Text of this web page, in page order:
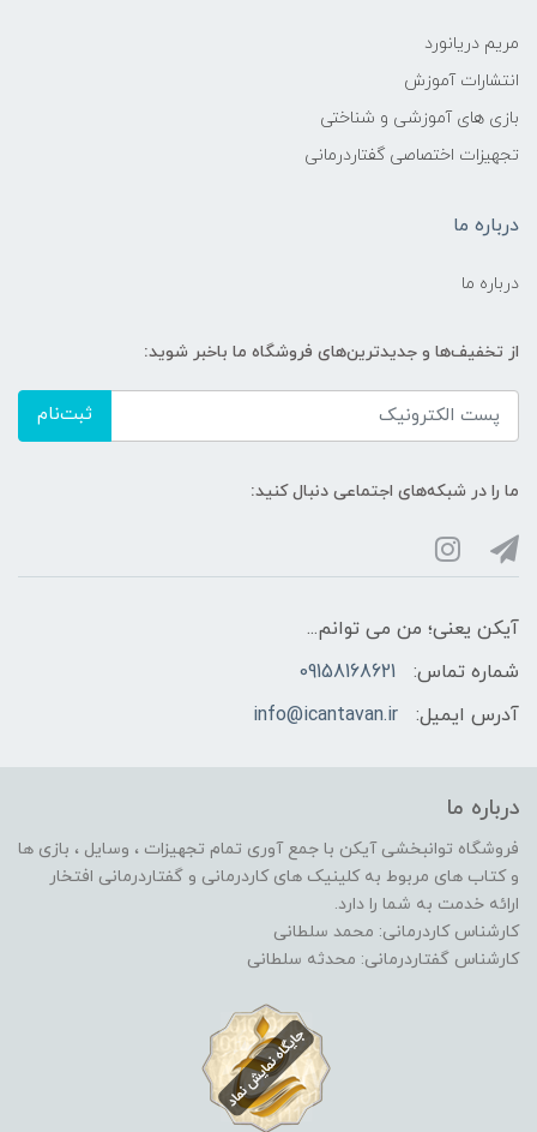
مریم دریانورد
انتشارات آموزش
بازی های آموزشی و شناختی
تجهیزات اختصاصی گفتاردرمانی
درباره ما
درباره ما
از تخفیف‌ها و جدیدترین‌های فروشگاه ما باخبر شوید:
ثبت‌نام
ما را در شبکه‌های اجتماعی دنبال کنید:
آیکن یعنی؛ من می توانم...
شماره تماس:
09158168621
آدرس ایمیل:
info@icantavan.ir
درباره ما
فروشگاه توانبخشی آیکن با جمع آوری تمام تجهیزات ، وسایل ، بازی ها
و کتاب های مربوط به کلینیک های کاردرمانی و گفتاردرمانی افتخار
ارائه خدمت به شما را دارد.
کارشناس کاردرمانی: محمد سلطانی
کارشناس گفتاردرمانی: محدثه سلطانی